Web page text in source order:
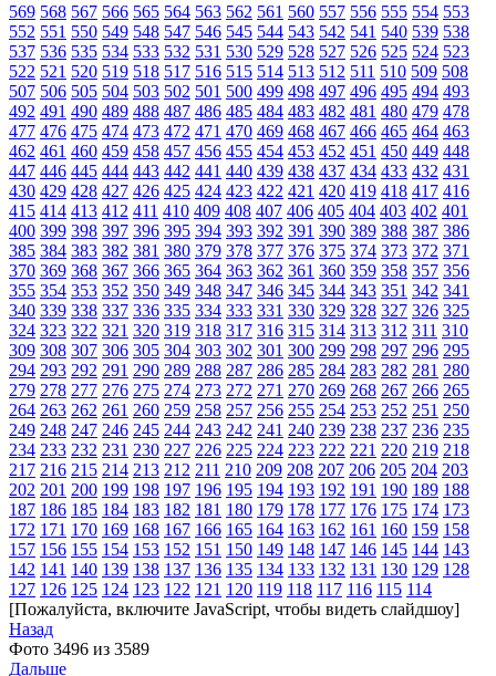
569 568 567 566 565 564 563 562 561 560 557 556 555 554 553
552 551 550 549 548 547 546 545 544 543 542 541 540 539 538
537 536 535 534 533 532 531 530 529 528 527 526 525 524 523
522 521 520 519 518 517 516 515 514 513 512 511 510 509 508
507 506 505 504 503 502 501 500 499 498 497 496 495 494 493
492 491 490 489 488 487 486 485 484 483 482 481 480 479 478
477 476 475 474 473 472 471 470 469 468 467 466 465 464 463
462 461 460 459 458 457 456 455 454 453 452 451 450 449 448
447 446 445 444 443 442 441 440 439 438 437 434 433 432 431
430 429 428 427 426 425 424 423 422 421 420 419 418 417 416
415 414 413 412 411 410 409 408 407 406 405 404 403 402 401
400 399 398 397 396 395 394 393 392 391 390 389 388 387 386
385 384 383 382 381 380 379 378 377 376 375 374 373 372 371
370 369 368 367 366 365 364 363 362 361 360 359 358 357 356
355 354 353 352 350 349 348 347 346 345 344 343 351 342 341
340 339 338 337 336 335 334 333 331 330 329 328 327 326 325
324 323 322 321 320 319 318 317 316 315 314 313 312 311 310
309 308 307 306 305 304 303 302 301 300 299 298 297 296 295
294 293 292 291 290 289 288 287 286 285 284 283 282 281 280
279 278 277 276 275 274 273 272 271 270 269 268 267 266 265
264 263 262 261 260 259 258 257 256 255 254 253 252 251 250
249 248 247 246 245 244 243 242 241 240 239 238 237 236 235
234 233 232 231 230 227 226 225 224 223 222 221 220 219 218
217 216 215 214 213 212 211 210 209 208 207 206 205 204 203
202 201 200 199 198 197 196 195 194 193 192 191 190 189 188
187 186 185 184 183 182 181 180 179 178 177 176 175 174 173
172 171 170 169 168 167 166 165 164 163 162 161 160 159 158
157 156 155 154 153 152 151 150 149 148 147 146 145 144 143
142 141 140 139 138 137 136 135 134 133 132 131 130 129 128
127 126 125 124 123 122 121 120 119 118 117 116 115 114
[Пожалуйста, включите JavaScript, чтобы видеть слайдшоу]
Назад
Фото 3496 из 3589
Дальше